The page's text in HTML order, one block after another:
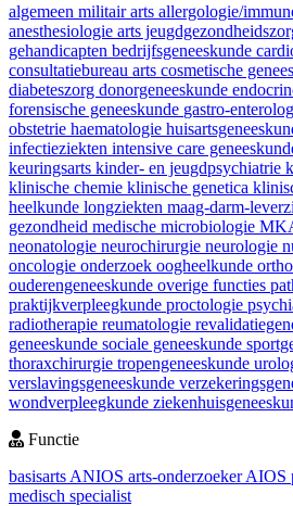
algemeen militair arts allergologie/
anesthesiologie arts
gehandicapten bedrijfsgeneeskunde
consultatiebureau arts cosmetische
diabeteszorg donorgeneeskunde
forensische geneeskunde gastro-
obstetrie haematologie
infectieziekten intensive care
keuringsarts kinder- en jeugdpsychiatrie
klinische chemie klinische genetica
heelkunde longziekten maag-darm-
gezondheid medische microbiologie
neonatologie neurochirurgie neurologie
oncologie onderzoek oogheelkunde
ouderengeneeskunde overige functies
praktijkverpleegkunde proctologie
radiotherapie reumatologie
geneeskunde sociale geneeskunde
thoraxchirurgie tropengeneeskunde
verslavingsgeneeskunde
wondverpleegkunde
Functie
basisarts ANIOS arts-onderzoekerAIOS
medisch specialist